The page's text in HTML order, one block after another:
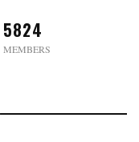
5824
MEMBERS